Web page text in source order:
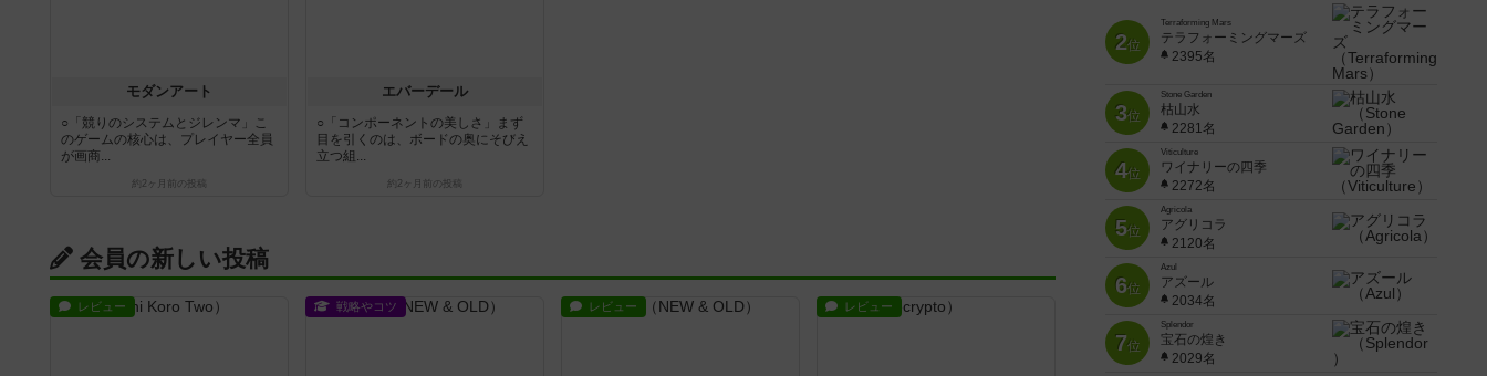
モダンアート
○「競りのシステムとジレンマ」こ
のゲームの核心は、プレイヤー全員
が画商...
約2ヶ月前 の投稿
エバーデール
○「コンポーネントの美しさ」まず
目を引くのは、ボードの奥にそびえ
立つ組...
約2ヶ月前 の投稿
会員の新しい投稿
レビュー 戦略やコツ レビュー レビュー
2位
Terraforming Mars
テラフォーミングマーズ
2395名
3位
Stone Garden
枯山水
2281名
4位
Viticulture
ワイナリーの四季
2272名
5位
Agricola
アグリコラ
2120名
6位
Azul
アズール
2034名
7位
Splendor
宝石の煌き
2029名